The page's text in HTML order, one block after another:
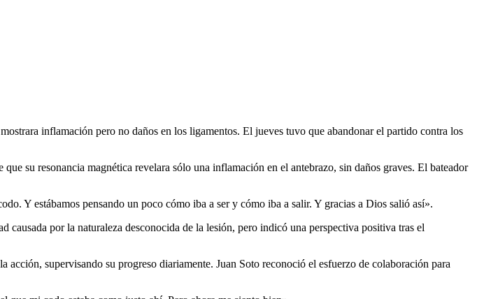
inflamación pero no daños en los ligamentos. El jueves tuvo que abandonar el partido contra los
su resonancia magnética revelara sólo una inflamación en el antebrazo, sin daños graves. El bateador
Y estábamos pensando un poco cómo iba a ser y cómo iba a salir. Y gracias a Dios salió así».
causada por la naturaleza desconocida de la lesión, pero indicó una perspectiva positiva tras el
supervisando su progreso diariamente. Juan Soto reconoció el esfuerzo de colaboración para